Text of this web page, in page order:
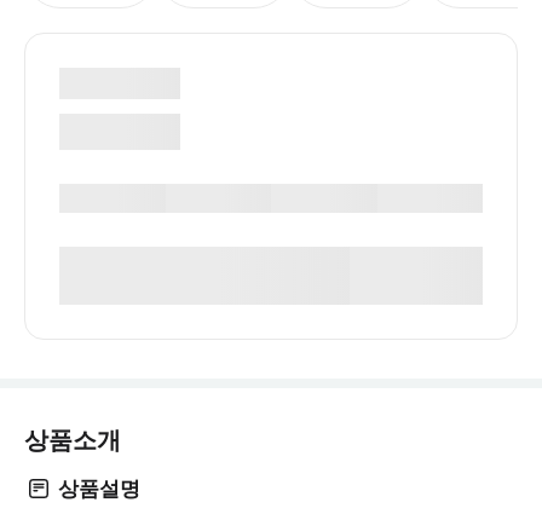
상품소개
상품설명